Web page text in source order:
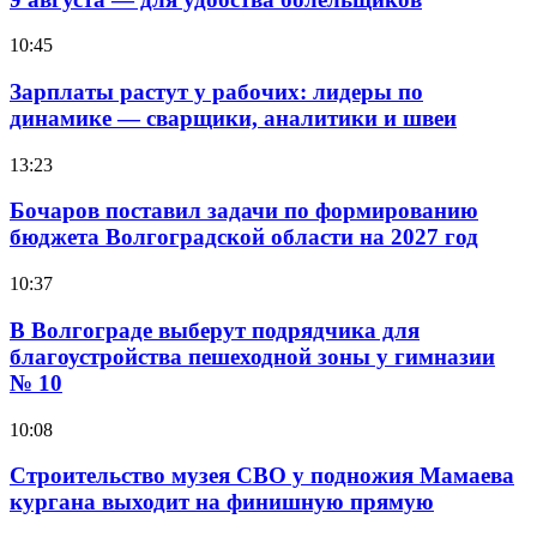
10:45
Зарплаты растут у рабочих: лидеры по
динамике — сварщики, аналитики и швеи
13:23
Бочаров поставил задачи по формированию
бюджета Волгоградской области на 2027 год
10:37
В Волгограде выберут подрядчика для
благоустройства пешеходной зоны у гимназии
№ 10
10:08
Строительство музея СВО у подножия Мамаева
кургана выходит на финишную прямую